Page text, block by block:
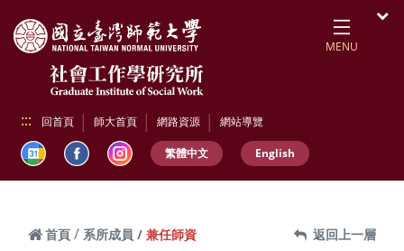
MENU
::: 回首頁 師大首頁 網路資源 網站導覽
繁體中文 English
首頁 系所成員 兼任師資 返回上一層